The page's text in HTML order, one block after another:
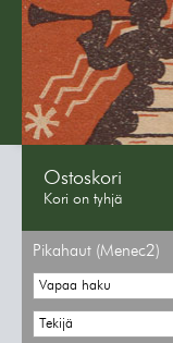
Ostoskori
Kori on tyhjä
Pikahaut (Menec2)